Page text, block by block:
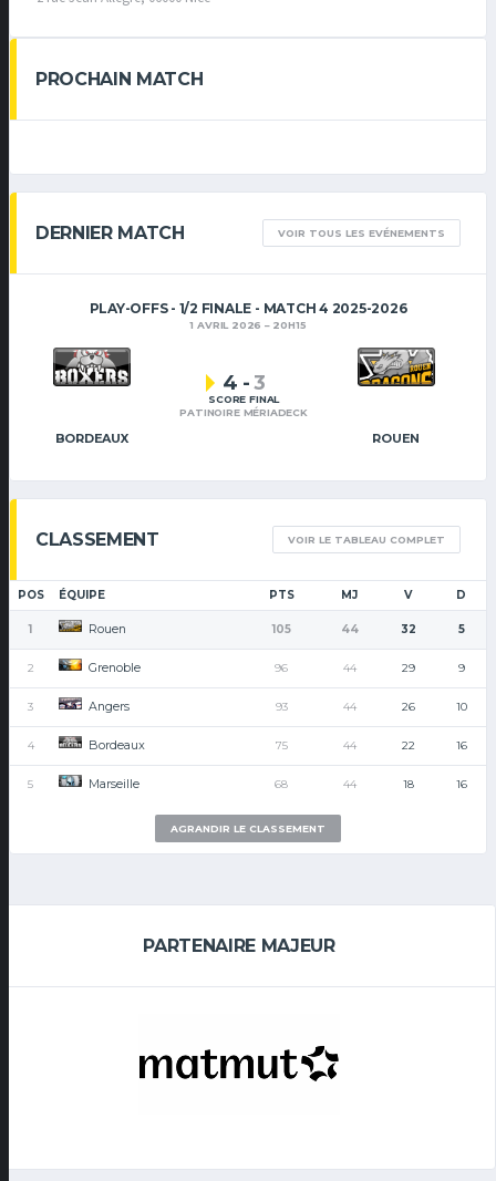
PROCHAIN MATCH
DERNIER MATCH VOIR TOUS LES EVÉNEMENTS
PLAY-OFFS - 1/2 FINALE - MATCH 4 2025-2026
1 AVRIL 2026 20H15
BORDEAUX ROUEN
4 -3
SCORE FINAL
PATINOIRE MÉRIADECK
CLASSEMENT VOIR LE TABLEAU COMPLET
POS ÉQUIPE PTS MJ V D
1 Rouen 105 44 32 5
2 Grenoble 96 44 29 9
3 Angers 93 44 26 10
4 Bordeaux 75 44 22 16
5 Marseille 68 44 18 16
AGRANDIR LE CLASSEMENT
PARTENAIRE MAJEUR